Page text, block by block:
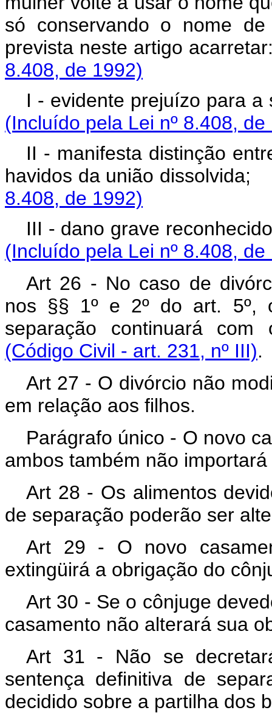
só conservando o nome
prevista neste
8.408, de 1992)
I - evidente
(Incluído pela Lei nº 8.408, de
II - manifesta distinção
havidos da união
8.408, de 1992)
III - dano grave
(Incluído pela Lei nº 8.408, de
Art 26 - No caso de
nos §§ 1º e 2º do art. 5º,
separação continuará
(Código Civil - art. 231, nº III).
Art 27 - O divórcio não
em relação aos filhos.
Parágrafo único - O novo
ambos também não
Art 28 - Os alimentos
de separação poderão ser
Art 29 - O novo
extingüirá a obrigação do
Art 30 - Se o cônjuge
casamento não alterará sua
Art 31 - Não se
sentença definitiva de
decidido sobre a partilha dos